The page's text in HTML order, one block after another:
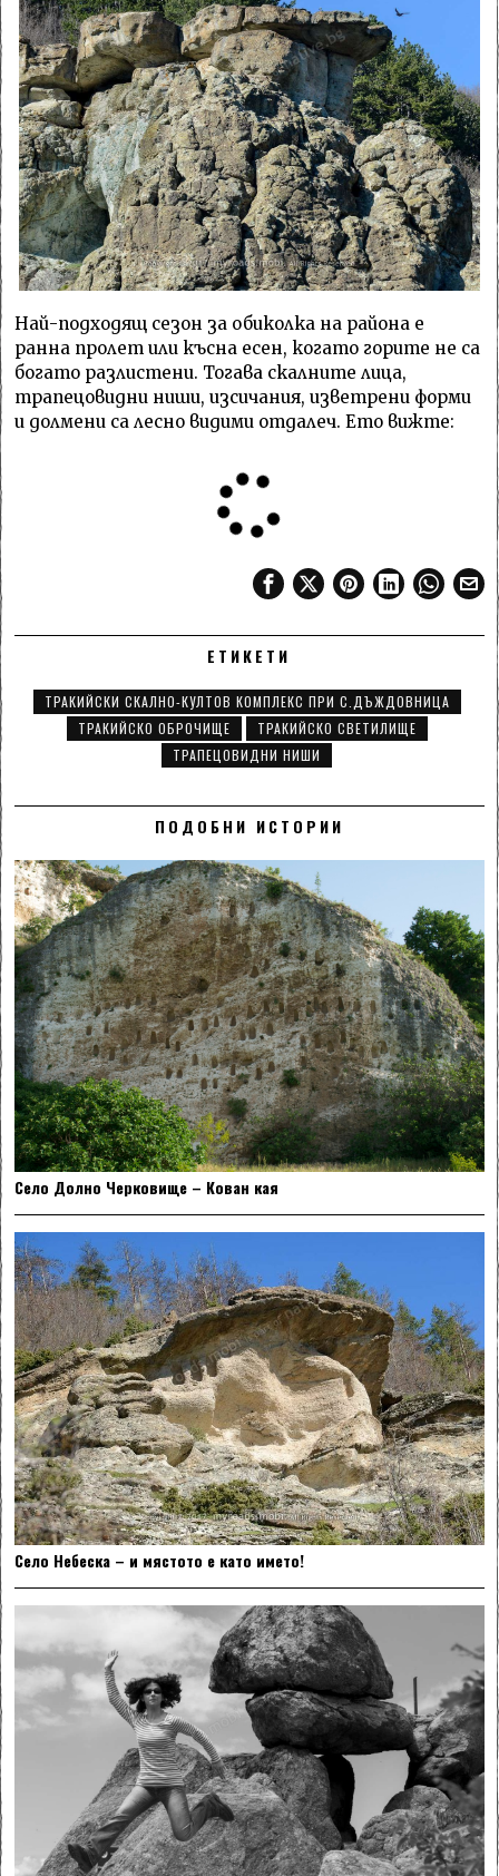
Най-подходящ сезон за обиколка на района е
ранна пролет или късна есен, когато горите не са
богато разлистени. Тогава скалните лица,
трапецовидни ниши, изсичания, изветрени форми
и долмени са лесно видими отдалеч. Ето вижте:
ЕТИКЕТИ
ТРАКИЙСКИ СКАЛНО-КУЛТОВ КОМПЛЕКС ПРИ С.ДЪЖДОВНИЦА
ТРАКИЙСКО ОБРОЧИЩЕ
ТРАКИЙСКО СВЕТИЛИЩЕ
ТРАПЕЦОВИДНИ НИШИ
ПОДОБНИ ИСТОРИИ
Село Долно Черковище – Кован кая
Село Небеска – и мястото е като името!